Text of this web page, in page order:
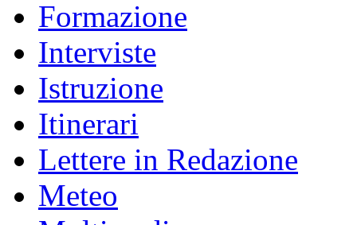
Formazione
Interviste
Istruzione
Itinerari
Lettere in Redazione
Meteo